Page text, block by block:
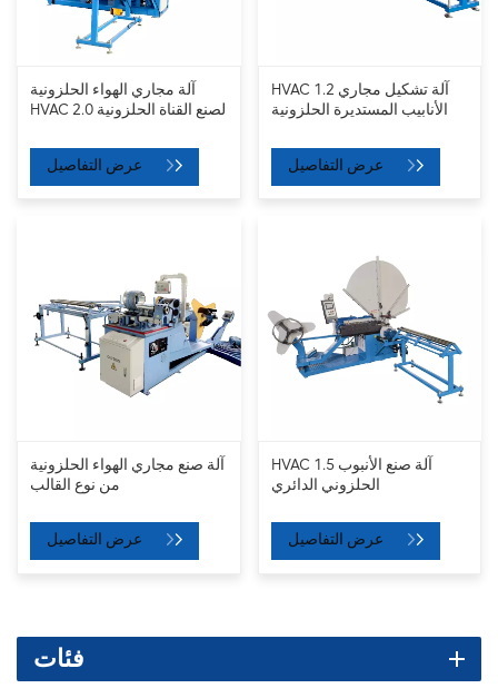
آلة مجاري الهواء الحلزونية
HVAC 2.0 لصنع القناة الحلزونية
HVAC 1.2 آلة تشكيل مجاري
الأنابيب المستديرة الحلزونية
آلة صنع مجاري الهواء الحلزونية
من نوع القالب
HVAC 1.5 آلة صنع الأنبوب
الحلزوني الدائري
فئات